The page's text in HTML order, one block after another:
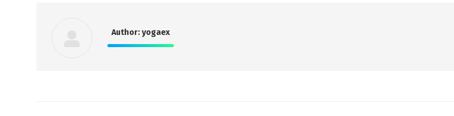
Author: yogaex